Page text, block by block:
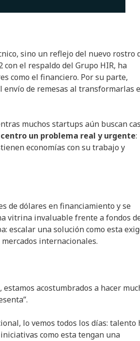
sino un reflejo del nuevo rostro
el respaldo del Grupo HIR, ha
como el financiero. Por su parte,
envío de remesas al transformarlas
muchos startups aún buscan
un problema real y urgente:
economías con su trabajo y
de dólares en financiamiento y se
vitrina invaluable frente a fondos
escalar una solución como esta
internacionales.
acostumbrados a hacer
lo vemos todos los días: talento
como esta tengan una